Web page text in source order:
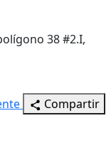
38 #2.I,
Compartir